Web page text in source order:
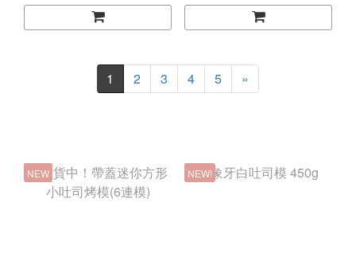
1 2 3 4 5 »
NEW NEW!